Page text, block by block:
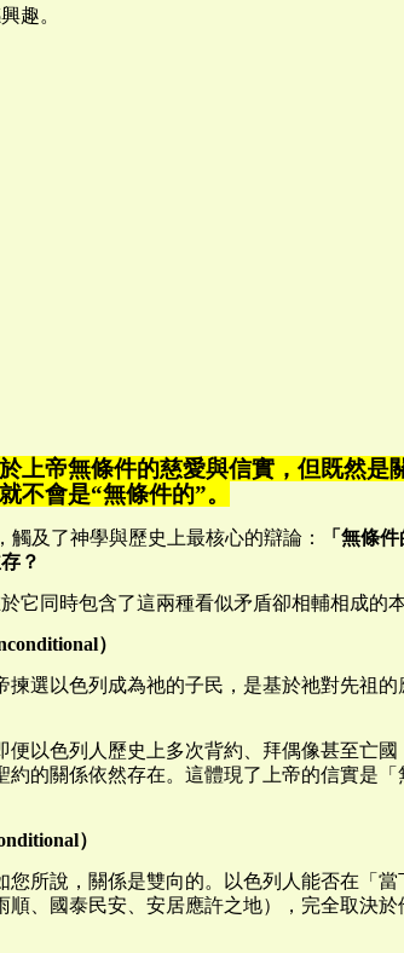
趣。
上帝無條件的慈愛與信實，但既然是
不會是“無條件的”。
觸及了神學與歷史上最核心的辯論：
「無條件
？
它同時包含了這兩種看似矛盾卻相輔相成的本
）
揀選以色列成為祂的子民，是基於祂對先祖的
便以色列人歷史上多次背約、拜偶像甚至亡國
約的關係依然存在。這體現了上帝的信實是「
）
您所說，關係是雙向的。以色列人能否在「當
順、國泰民安、安居應許之地），完全取決於